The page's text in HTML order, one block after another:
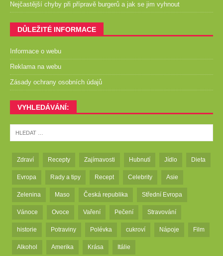
Nejčastější chyby při přípravě burgerů a jak se jim vyhnout
DŮLEŽITÉ INFORMACE
Informace o webu
Reklama na webu
Zásady ochrany osobních údajů
VYHLEDÁVÁNÍ:
Zdraví Recepty Zajímavosti Hubnutí Jídlo Dieta
Evropa Rady a tipy Recept Celebrity Asie
Zelenina Maso Česká republika Střední Evropa
Vánoce Ovoce Vaření Pečení Stravování
historie Potraviny Polévka cukroví Nápoje Film
Alkohol Amerika Krása Itálie